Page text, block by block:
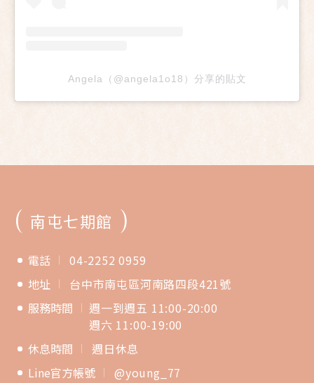
Angela（@angela1o18）分享的貼文
( 南屯七期館 )
電話
04-2252 0959
地址
台中市南屯區河南路四段421號
服務時間
週一到週五 11:00-20:00
週六 11:00-19:00
休息時間
週日休息
Line官方帳號
@young_77